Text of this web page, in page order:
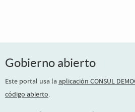
Gobierno abierto
Este portal usa la aplicación CONSUL
código abierto.